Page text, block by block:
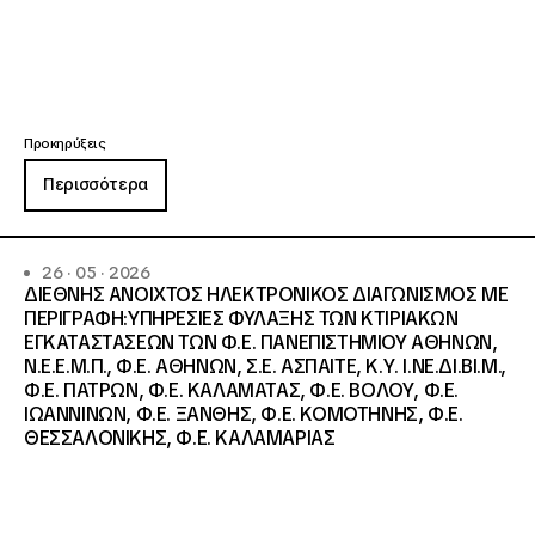
Προκηρύξεις
Περισσότερα
26 · 05 · 2026
ΔΙΕΘΝΗΣ ΑΝΟΙΧΤΟΣ ΗΛΕΚΤΡΟΝΙΚΟΣ ΔΙΑΓΩΝΙΣΜΟΣ ΜΕ
ΠΕΡΙΓΡΑΦΗ:ΥΠΗΡΕΣΙΕΣ ΦΥΛΑΞΗΣ ΤΩΝ ΚΤΙΡΙΑΚΩΝ
ΕΓΚΑΤΑΣΤΑΣΕΩΝ ΤΩΝ Φ.Ε. ΠΑΝΕΠΙΣΤΗΜΙΟΥ ΑΘΗΝΩΝ,
Ν.Ε.Ε.Μ.Π., Φ.Ε. ΑΘΗΝΩΝ, Σ.Ε. ΑΣΠΑΙΤΕ, Κ.Υ. Ι.ΝΕ.ΔΙ.ΒΙ.Μ.,
Φ.Ε. ΠΑΤΡΩΝ, Φ.Ε. ΚΑΛΑΜΑΤΑΣ, Φ.Ε. ΒΟΛΟΥ, Φ.Ε.
ΙΩΑΝΝΙΝΩΝ, Φ.Ε. ΞΑΝΘΗΣ, Φ.Ε. ΚΟΜΟΤΗΝΗΣ, Φ.Ε.
ΘΕΣΣΑΛΟΝΙΚΗΣ, Φ.Ε. ΚΑΛΑΜΑΡΙΑΣ